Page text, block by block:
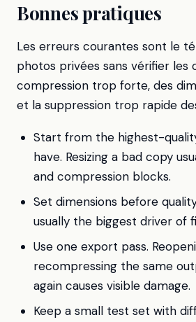
Bonnes pratiques
Les erreurs courantes sont le
photos privées sans vérifier les
compression trop forte, des
et la suppression trop rapide
Start from the highest-
have. Resizing a bad copy
and compression blocks.
Set dimensions before
usually the biggest driver of
Use one export pass.
recompressing the same
again causes visible damage.
Keep a small test set with